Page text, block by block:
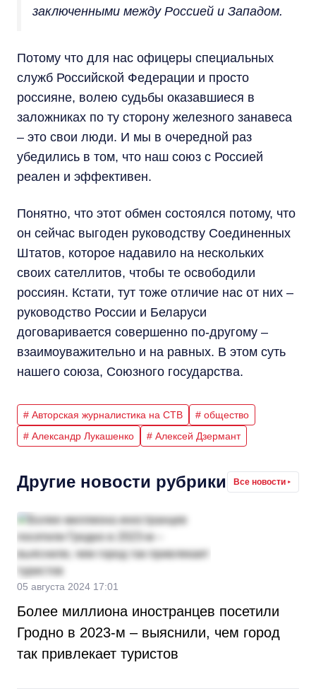
заключенными между Россией и Западом.
Потому что для нас офицеры специальных
служб Российской Федерации и просто
россияне, волею судьбы оказавшиеся в
заложниках по ту сторону железного занавеса
– это свои люди. И мы в очередной раз
убедились в том, что наш союз с Россией
реален и эффективен.
Понятно, что этот обмен состоялся потому, что
он сейчас выгоден руководству Соединенных
Штатов, которое надавило на нескольких
своих сателлитов, чтобы те освободили
россиян. Кстати, тут тоже отличие нас от них –
руководство России и Беларуси
договаривается совершенно по-другому –
взаимоуважительно и на равных. В этом суть
нашего союза, Союзного государства.
# Авторская журналистика на СТВ
# общество
# Александр Лукашенко
# Алексей Дзермант
Другие новости рубрики Все новости
05 августа 2024 17:01
Более миллиона иностранцев посетили
Гродно в 2023-м – выяснили, чем город
так привлекает туристов